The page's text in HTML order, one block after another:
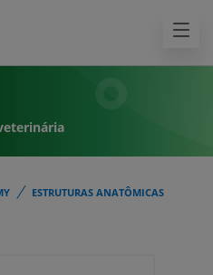
ESTRUTURAS ANATÔMICAS